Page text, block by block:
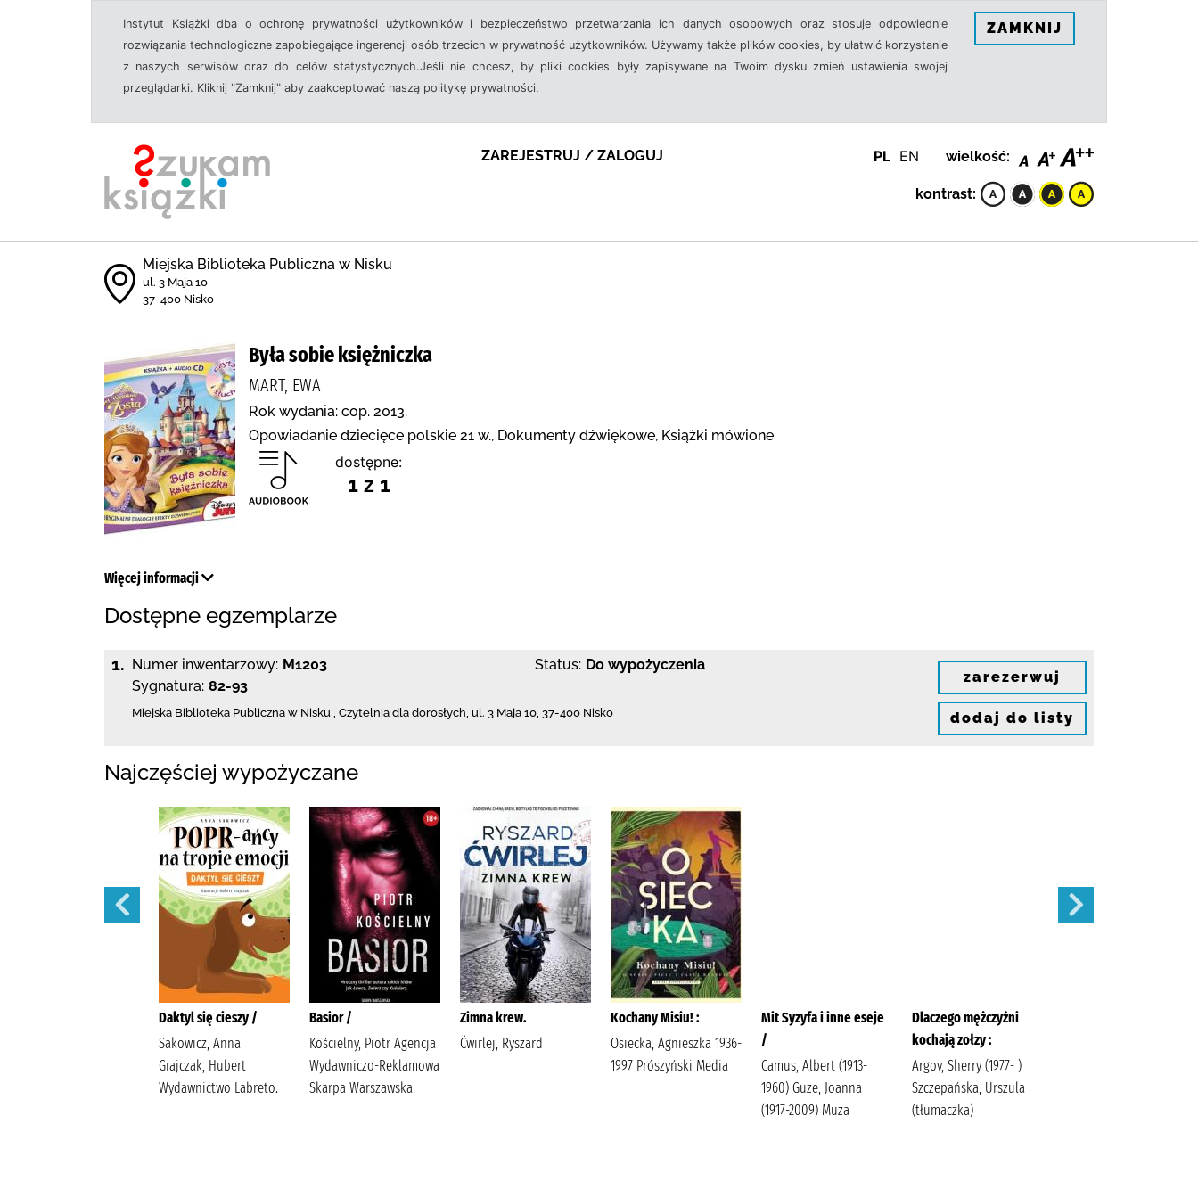
Instytut Książki dba o ochronę prywatności użytkowników i bezpieczeństwo przetwarzania ich danych osobowych oraz stosuje odpowiednie
rozwiązania technologiczne zapobiegające ingerencji osób trzecich w prywatność użytkowników. Używamy także plików cookies, by ułatwić korzystanie
z naszych serwisów oraz do celów statystycznych.Jeśli nie chcesz, by pliki cookies były zapisywane na Twoim dysku zmień ustawienia swojej
przeglądarki. Kliknij "Zamknij" aby zaakceptować naszą politykę prywatności.
ZAMKNIJ
ZAREJESTRUJ / ZALOGUJ PL EN wielkość:
kontrast:
Miejska Biblioteka Publiczna w Nisku
ul. 3 Maja 10
37-400 Nisko
Była sobie księżniczka
MART, EWA
Rok wydania: cop. 2013.
Opowiadanie dziecięce polskie 21 w., Dokumenty dźwiękowe, Książki mówione
dostępne:
1 z 1
Więcej informacji
Dostępne egzemplarze
1. Numer inwentarzowy: M1203
Sygnatura: 82-93
Status: Do wypożyczenia
Miejska Biblioteka Publiczna w Nisku , Czytelnia dla dorosłych, ul. 3 Maja 10, 37-400 Nisko
zarezerwuj
dodaj do listy
Najczęściej wypożyczane
Daktyl się cieszy /
Sakowicz, Anna
Grajczak, Hubert
Wydawnictwo Labreto.
Basior /
Kościelny, Piotr Agencja
Wydawniczo-Reklamowa
Skarpa Warszawska
Zimna krew.
Ćwirlej, Ryszard
Kochany Misiu! :
Osiecka, Agnieszka 1936-
1997 Prószyński Media
Mit Syzyfa i inne eseje
/
Camus, Albert (1913-
1960) Guze, Joanna
(1917-2009) Muza
Dlaczego mężczyźni
kochają zołzy :
Argov, Sherry (1977- )
Szczepańska, Urszula
(tłumaczka)